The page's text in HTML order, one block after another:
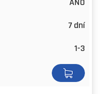
ANO
7 dní
1-3